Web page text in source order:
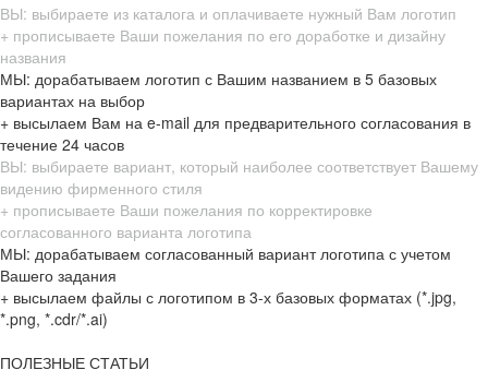
ВЫ: выбираете из каталога и оплачиваете нужный Вам логотип
+ прописываете Ваши пожелания по его доработке и дизайну
названия
МЫ: дорабатываем логотип с Вашим названием в 5 базовых
вариантах на выбор
+ высылаем Вам на e-mail для предварительного согласования в
течение 24 часов
ВЫ: выбираете вариант, который наиболее соответствует Вашему
видению фирменного стиля
+ прописываете Ваши пожелания по корректировке
согласованного варианта логотипа
МЫ: дорабатываем согласованный вариант логотипа с учетом
Вашего задания
+ высылаем файлы с логотипом в 3-х базовых форматах (*.jpg,
*.png, *.cdr/*.ai)
ПОЛЕЗНЫЕ СТАТЬИ